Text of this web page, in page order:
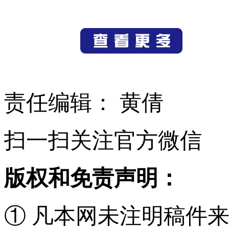
责任编辑： 黄倩
扫一扫关注官方微信
版权和免责声明：
① 凡本网未注明稿件